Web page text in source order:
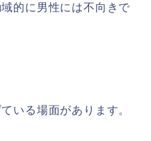
的に男性には不向きで
いる場面があります。